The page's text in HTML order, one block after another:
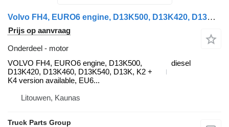
Volvo FH4, EURO6 engine, D13K500, D13K420, D13K460, D13K540, D13K, EU6 VOLVO motor voor Volvo FH4 trekker
Prijs op aanvraag
Onderdeel - motor
VOLVO FH4, EURO6 engine, D13K500,
D13K420, D13K460, D13K540, D13K, K2 +
K4 version available, EU6...
diesel
Litouwen, Kaunas
Truck Parts Group